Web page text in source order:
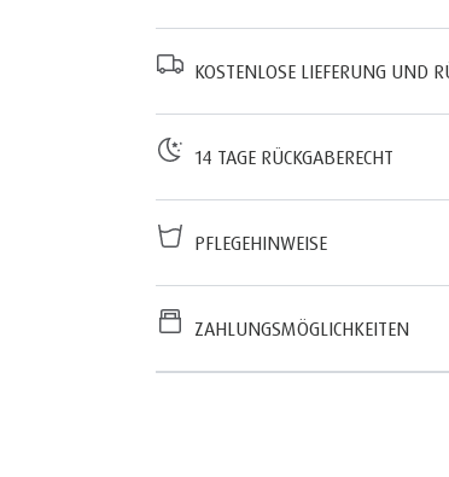
KOSTENLOSE LIEFERUNG UND
14 TAGE RÜCKGABERECHT
PFLEGEHINWEISE
ZAHLUNGSMÖGLICHKEITEN